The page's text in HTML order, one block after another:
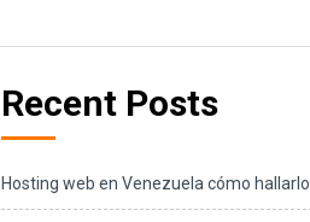
Recent Posts
Hosting web en Venezuela cómo hallarlo